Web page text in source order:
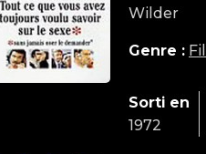
Wilder
Genre :
Sorti en
1972